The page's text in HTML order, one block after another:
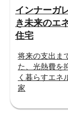
インナーガ
き未来のエ
住宅
将来の支出ま
た、光熱費を
く暮らすエネ
家